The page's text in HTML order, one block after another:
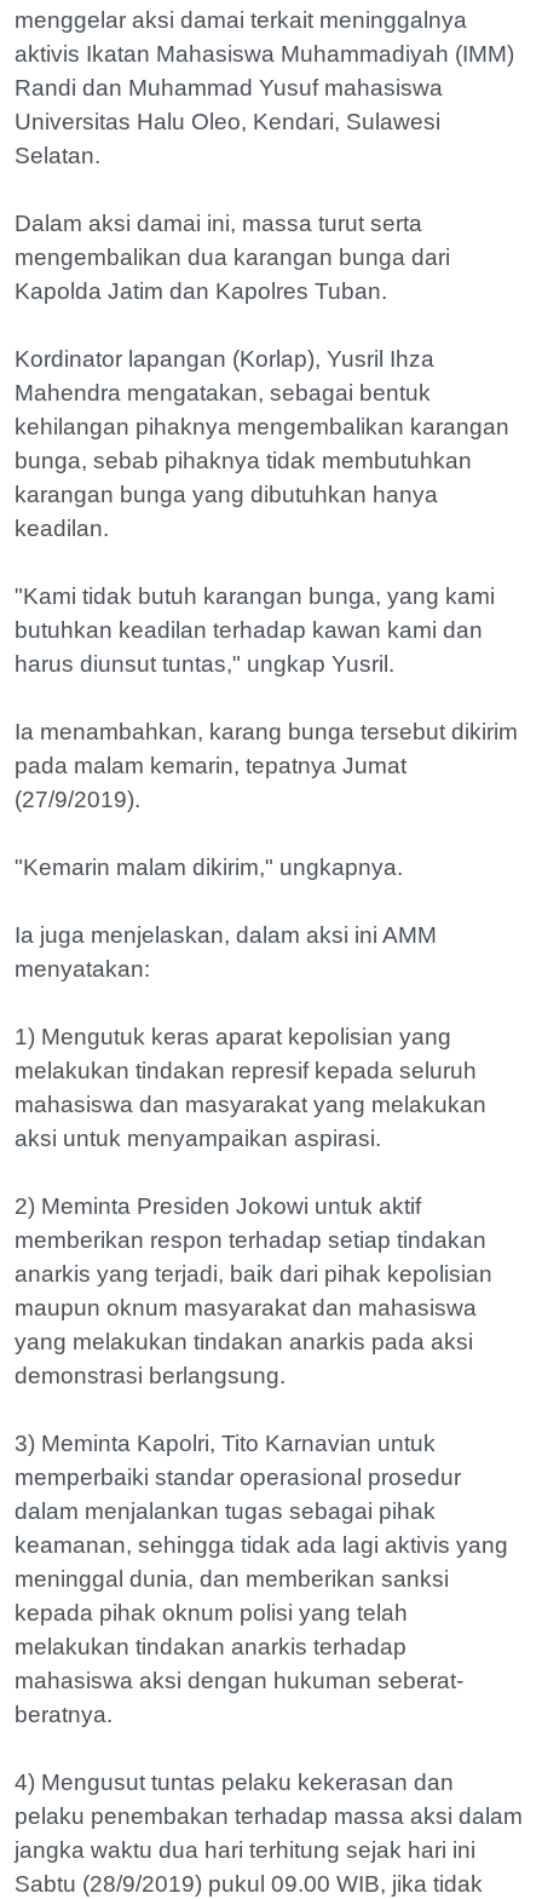
menggelar aksi damai terkait meninggalnya
aktivis Ikatan Mahasiswa Muhammadiyah (IMM)
Randi dan Muhammad Yusuf mahasiswa
Universitas Halu Oleo, Kendari, Sulawesi
Selatan.
Dalam aksi damai ini, massa turut serta
mengembalikan dua karangan bunga dari
Kapolda Jatim dan Kapolres Tuban.
Kordinator lapangan (Korlap), Yusril Ihza
Mahendra mengatakan, sebagai bentuk
kehilangan pihaknya mengembalikan karangan
bunga, sebab pihaknya tidak membutuhkan
karangan bunga yang dibutuhkan hanya
keadilan.
"Kami tidak butuh karangan bunga, yang kami
butuhkan keadilan terhadap kawan kami dan
harus diunsut tuntas," ungkap Yusril.
Ia menambahkan, karang bunga tersebut dikirim
pada malam kemarin, tepatnya Jumat
(27/9/2019).
"Kemarin malam dikirim," ungkapnya.
Ia juga menjelaskan, dalam aksi ini AMM
menyatakan:
1) Mengutuk keras aparat kepolisian yang
melakukan tindakan represif kepada seluruh
mahasiswa dan masyarakat yang melakukan
aksi untuk menyampaikan aspirasi.
2) Meminta Presiden Jokowi untuk aktif
memberikan respon terhadap setiap tindakan
anarkis yang terjadi, baik dari pihak kepolisian
maupun oknum masyarakat dan mahasiswa
yang melakukan tindakan anarkis pada aksi
demonstrasi berlangsung.
3) Meminta Kapolri, Tito Karnavian untuk
memperbaiki standar operasional prosedur
dalam menjalankan tugas sebagai pihak
keamanan, sehingga tidak ada lagi aktivis yang
meninggal dunia, dan memberikan sanksi
kepada pihak oknum polisi yang telah
melakukan tindakan anarkis terhadap
mahasiswa aksi dengan hukuman seberat-
beratnya.
4) Mengusut tuntas pelaku kekerasan dan
pelaku penembakan terhadap massa aksi dalam
jangka waktu dua hari terhitung sejak hari ini
Sabtu (28/9/2019) pukul 09.00 WIB, jika tidak